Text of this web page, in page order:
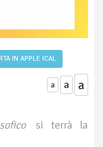
IN APPLE ICAL
a a a
si terrà la